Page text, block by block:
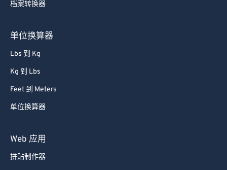
档案转换器
单位换算器
Lbs 到 Kg
Kg 到 Lbs
Feet 到 Meters
单位换算器
Web 应用
拼贴制作器